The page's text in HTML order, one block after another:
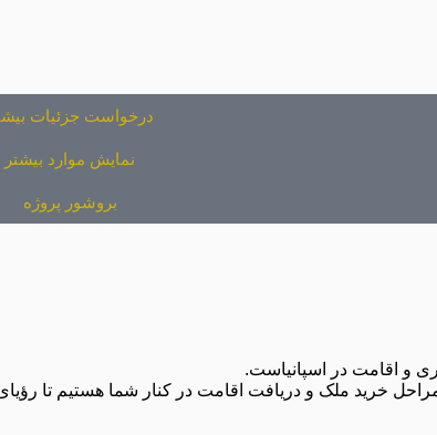
درخواست جزئیات
نمایش موارد بیشتر
بروشور پروژه
و اقامت در اسپانیاست.
مراحل خرید ملک و دریافت اقامت در کنار شما هستیم تا